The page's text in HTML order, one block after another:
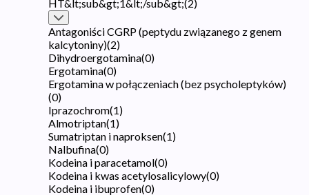
HT&lt;sub&gt;1&lt;/sub&gt;(2)
Antagoniści CGRP (peptydu związanego z genem
kalcytoniny)(2)
Dihydroergotamina(0)
Ergotamina(0)
Ergotamina w połączeniach (bez psycholeptyków)
(0)
Iprazochrom(1)
Almotriptan(1)
Sumatriptan i naproksen(1)
Nalbufina(0)
Kodeina i paracetamol(0)
Kodeina i kwas acetylosalicylowy(0)
Kodeina i ibuprofen(0)